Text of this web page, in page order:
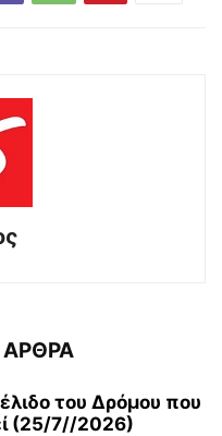
του Δρόμου που
(25/7//2026)